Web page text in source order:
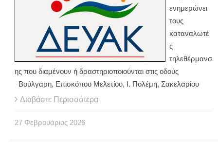
ενημερώνει
τους
καταναλωτέ
ς
τηλεθέρμανσ
ης που διαμένουν ή δραστηριοποιούνται στις οδούς
Βούλγαρη, Επισκόπου Μελετίου, Ι. Πολέμη, Σακελαρίου
Διαβάστε Περισσότερα
27 Φεβρουάριος 2026